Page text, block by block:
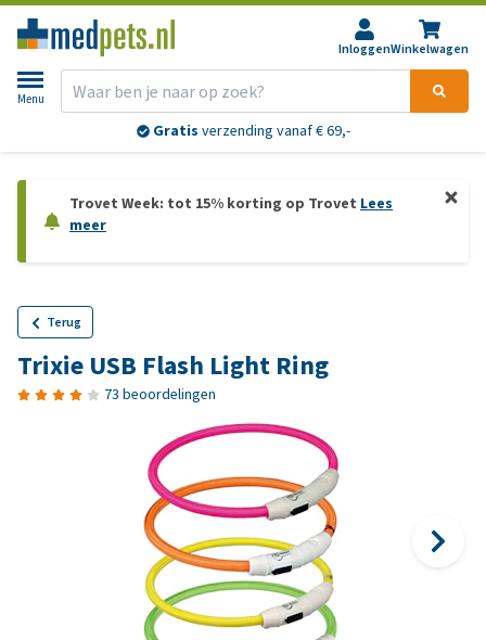
InloggenWinkelwagen
Menu
Gratis verzending vanaf € 69,-
Trovet Week: tot 15% korting op Trovet Lees
meer
Terug
Trixie USB Flash Light Ring
73 beoordelingen